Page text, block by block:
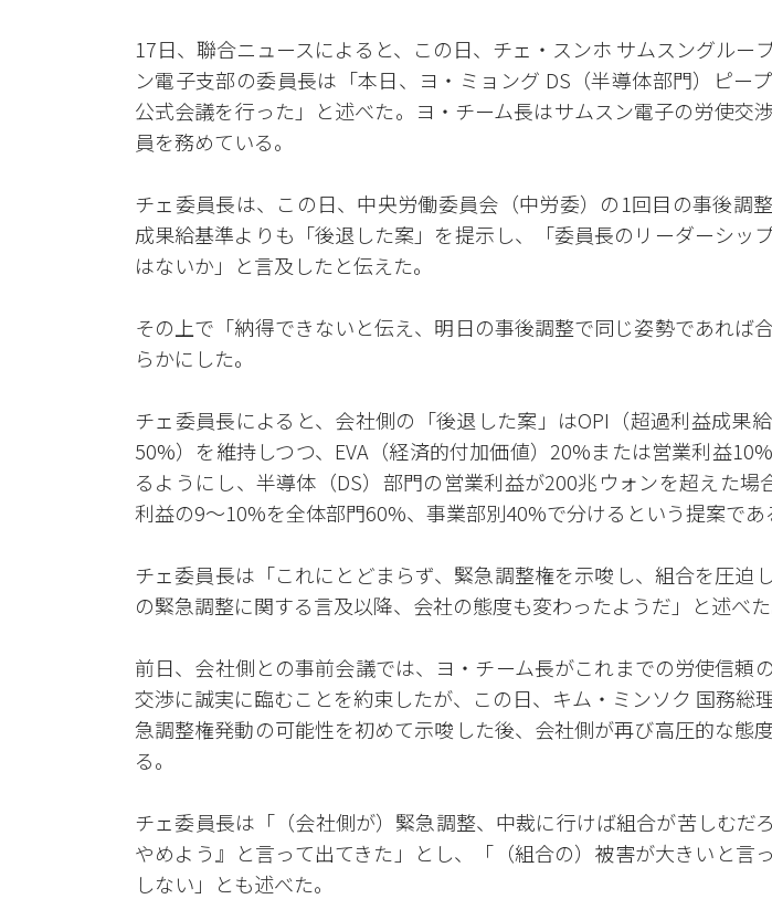
17日、聯合ニュースによると、この日、チェ・スンホ サムスングルー
ン電子支部の委員長は「本日、ヨ・ミョング DS（半導体部門）ピー
公式会議を行った」と述べた。ヨ・チーム長はサムスン電子の労使交
員を務めている。
チェ委員長は、この日、中央労働委員会（中労委）の1回目の事後調
成果給基準よりも「後退した案」を提示し、「委員長のリーダーシッ
はないか」と言及したと伝えた。
その上で「納得できないと伝え、明日の事後調整で同じ姿勢であれば
らかにした。
チェ委員長によると、会社側の「後退した案」はOPI（超過利益成果
50%）を維持しつつ、EVA（経済的付加価値）20%または営業利益
るようにし、半導体（DS）部門の営業利益が200兆ウォンを超えた場
利益の9〜10%を全体部門60%、事業部別40%で分けるという提案であ
チェ委員長は「これにとどまらず、緊急調整権を示唆し、組合を圧迫
の緊急調整に関する言及以降、会社の態度も変わったようだ」と述べた
前日、会社側との事前会議では、ヨ・チーム長がこれまでの労使信頼
交渉に誠実に臨むことを約束したが、この日、キム・ミンソク 国務総
急調整権発動の可能性を初めて示唆した後、会社側が再び高圧的な態
る。
チェ委員長は「（会社側が）緊急調整、中裁に行けば組合が苦しむだ
やめよう』と言って出てきた」とし、「（組合の）被害が大きいと言
しない」とも述べた。